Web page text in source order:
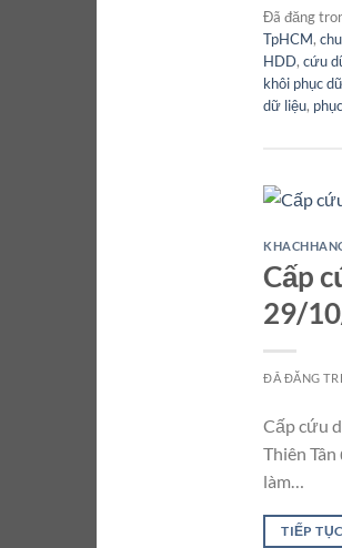
Đã đăng
TpHCM,
HDD, cứu
khôi phục
dữ liệu,
Cấp
29/
ĐÃ ĐĂNG
Cấp cứu
Thiên
làm…
TIẾP